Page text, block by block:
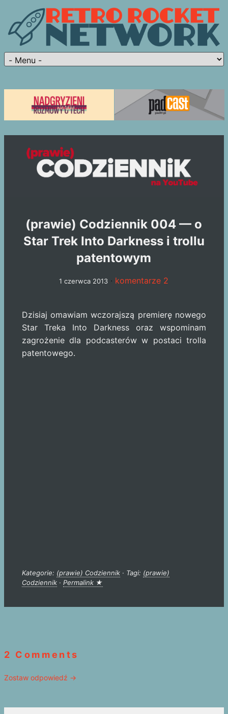
(prawie) Codziennik 004 — o
Star Trek Into Darkness i trollu
patentowym
1 czerwca 2013 · komentarze 2
Dzisiaj omawiam wczorajszą premierę nowego
Star Treka Into Darkness oraz wspominam
zagrożenie dla podcasterów w postaci trolla
patentowego.
Kategorie: (prawie) Codziennik· Tagi: (prawie)
Codziennik· Permalink ★
2 Comments
Zostaw odpowiedź →